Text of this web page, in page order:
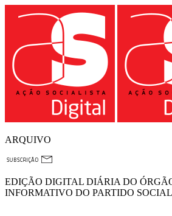
ARQUIVO
EDIÇÃO DIGITAL DIÁRIA DO
INFORMATIVO DO PARTIDO